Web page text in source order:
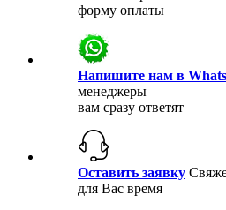
форму оплаты
Напишите нам в
менеджеры
вам сразу ответят
Оставить заявку
для Вас время